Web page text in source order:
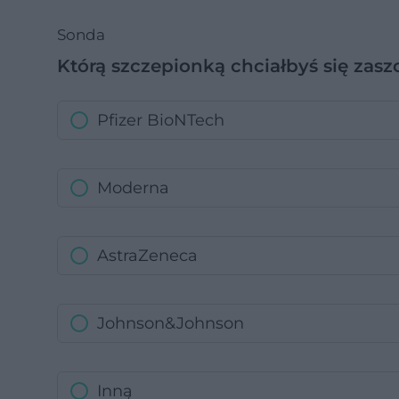
Sonda
Którą szczepionką chciałbyś się
Pfizer BioNTech
Moderna
AstraZeneca
Johnson&Johnson
Inną